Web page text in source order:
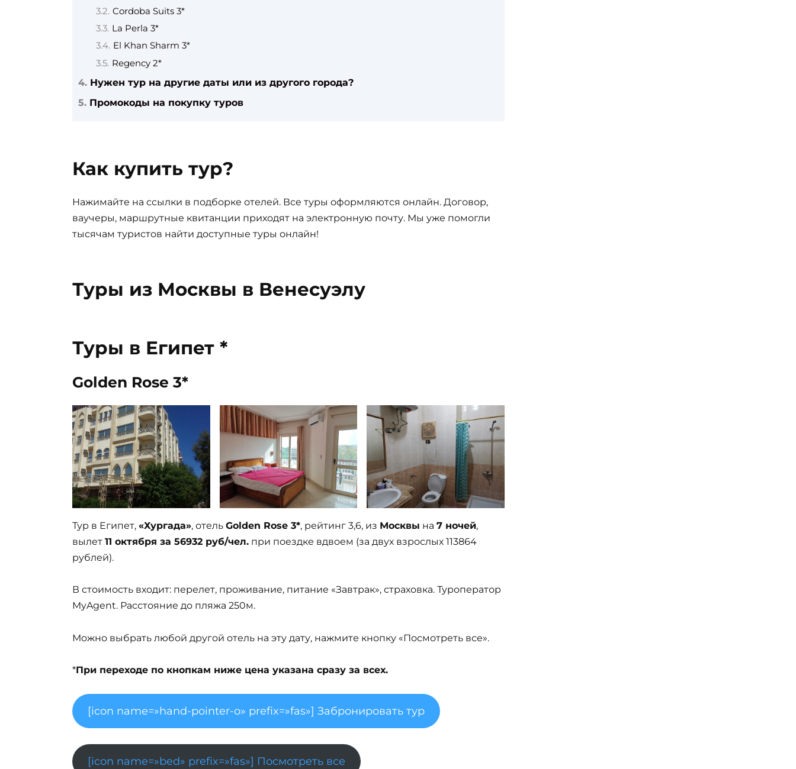
Cordoba Suits 3*
La Perla 3*
El Khan Sharm 3*
Regency 2*
Нужен тур на другие даты или из другого города?
Промокоды на покупку туров
Как купить тур?
Нажимайте на ссылки в подборке отелей. Все туры оформляются онлайн. Договор,
ваучеры, маршрутные квитанции приходят на электронную почту. Мы уже помогли
тысячам туристов найти доступные туры онлайн!
Туры из Москвы в Венесуэлу
Туры в Египет *
Golden Rose 3*
Тур в Египет, «Хургада», отель Golden Rose 3*, рейтинг 3,6, из Москвы на 7 ночей,
вылет 11 октября за 56932 руб/чел. при поездке вдвоем (за двух взрослых 113864
рублей).
В стоимость входит: перелет, проживание, питание «Завтрак», страховка. Туроператор
MyAgent. Расстояние до пляжа 250м.
Можно выбрать любой другой отель на эту дату, нажмите кнопку «Посмотреть все».
*При переходе по кнопкам ниже цена указана сразу за всех.
[icon name=»hand-pointer-o» prefix=»fas»] Забронировать тур
[icon name=»bed» prefix=»fas»] Посмотреть все